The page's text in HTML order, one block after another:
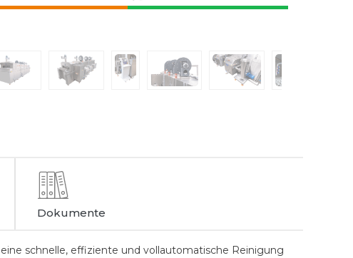
Dokumente
schnelle, effiziente und vollautomatische Reinigung